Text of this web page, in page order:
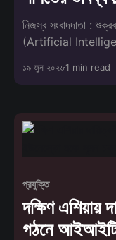
নিজস্ব সংবাদদাতা :
(Artificial
১৯ জুন ২০২৬1 min read
প্রযুক্তি
দক্ষিণ এশিয়ায়
গঠনে